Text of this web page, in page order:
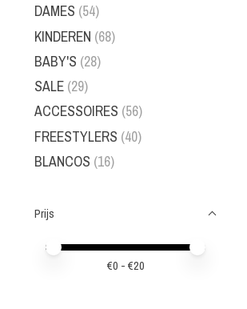
DAMES (54)
KINDEREN (68)
BABY'S (28)
SALE (29)
ACCESSOIRES (56)
FREESTYLERS (40)
BLANCOS (16)
Prijs
Minimale prijswaarde
Price maximum value
€0 - €20